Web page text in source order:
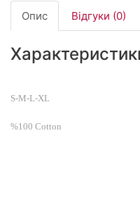
Опис Відгуки (0)
S-M-L-XL
%100 Cotton